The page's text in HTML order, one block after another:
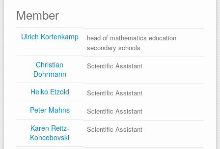
Member
Ulrich Kortenkamp
head of mathematics education
secondary schools
Christian
Dohrmann
Scientific Assistant
Heiko Etzold Scientific Assistant
Peter Mahns Scientific Assistant
Karen Reitz-
Koncebovski
Scientific Assistant